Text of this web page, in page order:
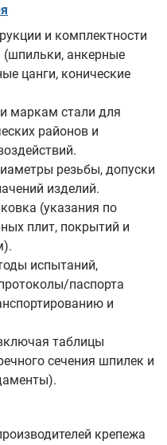
и комплектности
(шпильки, анкерные
цанги, конические
маркам стали для
районов и
резьбы, допуски
изделий.
(указания по
плит, покрытий и
испытаний,
паспорта
и
таблицы
сечения шпилек и
крепежа